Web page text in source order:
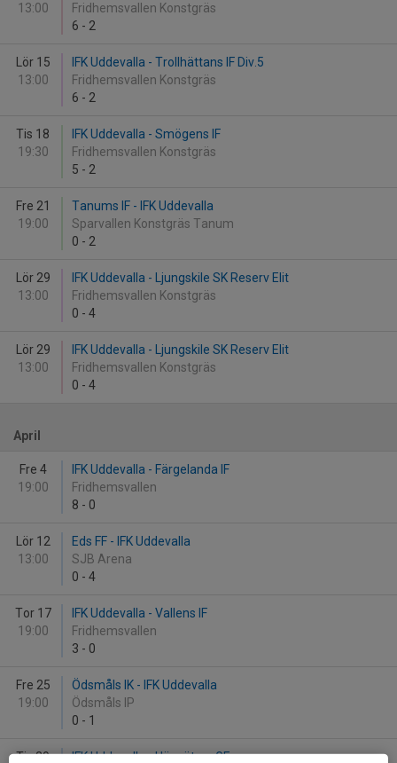
13:00
Fridhemsvallen Konstgräs
6 - 2
Lör 15
13:00
IFK Uddevalla - Trollhättans IF Div.5
Fridhemsvallen Konstgräs
6 - 2
Tis 18
19:30
IFK Uddevalla - Smögens IF
Fridhemsvallen Konstgräs
5 - 2
Fre 21
19:00
Tanums IF - IFK Uddevalla
Sparvallen Konstgräs Tanum
0 - 2
Lör 29
13:00
IFK Uddevalla - Ljungskile SK Reserv Elit
Fridhemsvallen Konstgräs
0 - 4
Lör 29
13:00
IFK Uddevalla - Ljungskile SK Reserv Elit
Fridhemsvallen Konstgräs
0 - 4
April
Fre 4
19:00
IFK Uddevalla - Färgelanda IF
Fridhemsvallen
8 - 0
Lör 12
13:00
Eds FF - IFK Uddevalla
SJB Arena
0 - 4
Tor 17
19:00
IFK Uddevalla - Vallens IF
Fridhemsvallen
3 - 0
Fre 25
19:00
Ödsmåls IK - IFK Uddevalla
Ödsmåls IP
0 - 1
Tis 29 IFK Uddevalla - Högsäters GF